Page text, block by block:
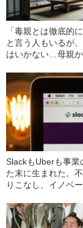
「毒親とは徹底的
と言う人もいるが
はいかない…母親か
の関係を振り返っ
SlackもUberも事業
た末に生まれた。
りこなし、イノベ